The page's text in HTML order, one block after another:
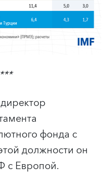
фонда с
должности он
с Европой.